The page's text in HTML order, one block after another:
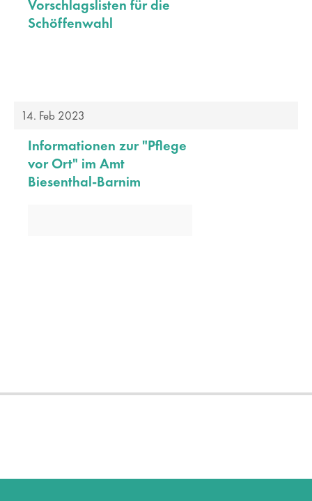
Vorschlagslisten für die
Schöffenwahl
14. Feb 2023
Informationen zur "Pflege
vor Ort" im Amt
Biesenthal-Barnim